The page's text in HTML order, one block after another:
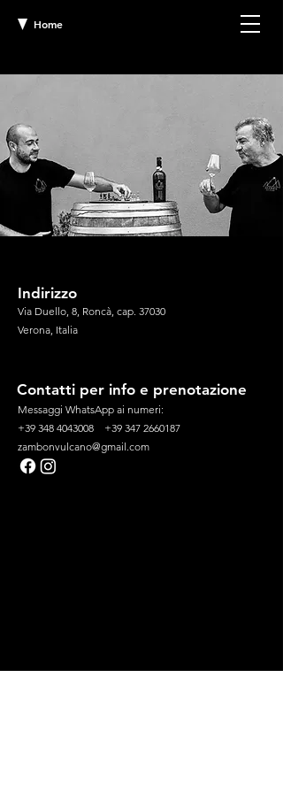
Home
Indirizzo
Contatti per info e prenotazione
Messaggi WhatsApp ai numeri:
+39 348 4043008 +39 347 2660187
zambonvulcano@gmail.com
Via Duello, 8, Roncà, cap. 37030
Verona, Italia